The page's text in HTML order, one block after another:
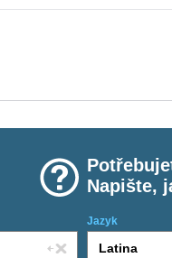
Napište,
Jazyk